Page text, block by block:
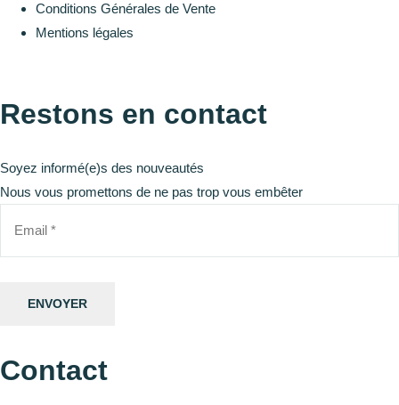
Conditions Générales de Vente
Mentions légales
Restons en contact
Soyez informé(e)s des nouveautés
Nous vous promettons de ne pas trop vous embêter
Contact